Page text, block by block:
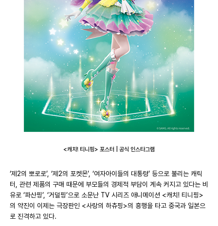
<캐치! 티니핑> 포스터 | 공식 인스타그램
‘제2의 뽀로로’, ‘제2의 포켓몬’, ‘여자아이들의 대통령’ 등으로 불리는 캐릭
터, 관련 제품의 구매 때문에 부모들의 경제적 부담이 계속 커지고 있다는 비
유로 ‘파산핑’, ‘거덜핑’으로 소문난 TV 시리즈 애니메이션 <캐치! 티니핑>
의 약진이 이제는 극장판인 <사랑의 하츄핑>의 흥행을 타고 중국과 일본으
로 진격하고 있다.